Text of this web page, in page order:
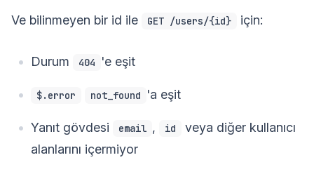
Ve bilinmeyen bir id ile GET /users/{id} için:
Durum 404 'e eşit
$.error not_found 'a eşit
Yanıt gövdesi email , id
veya diğer kullanıcı
alanlarını içermiyor